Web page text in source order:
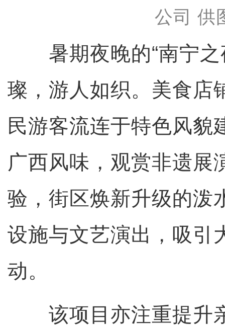
公司 供
暑期夜晚的“南宁之
璨，游人如织。美食店
民游客流连于特色风貌
广西风味，观赏非遗展
验，街区焕新升级的泼
设施与文艺演出，吸引
动。
该项目亦注重提升